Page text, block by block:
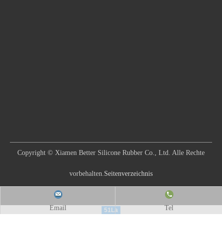
Email Tel
Copyright © Xiamen Better Silicone Rubber Co., Ltd. Alle Rechte
vorbehalten.Seitenverzeichnis
51La